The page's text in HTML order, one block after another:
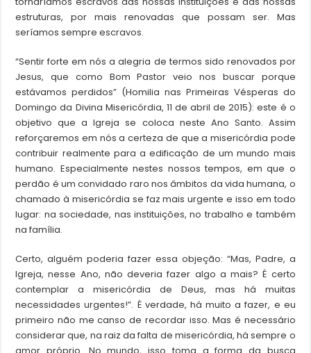
estruturas, por mais renovadas que possam ser. Mas
seríamos sempre escravos.
“Sentir forte em nós a alegria de termos sido renovados por
Jesus, que como Bom Pastor veio nos buscar porque
estávamos perdidos” (Homilia nas Primeiras Vésperas do
Domingo da Divina Misericórdia, 11 de abril de 2015): este é o
objetivo que a Igreja se coloca neste Ano Santo. Assim
reforçaremos em nós a certeza de que a misericórdia pode
contribuir realmente para a edificação de um mundo mais
humano. Especialmente nestes nossos tempos, em que o
perdão é um convidado raro nos âmbitos da vida humana, o
chamado à misericórdia se faz mais urgente e isso em todo
lugar: na sociedade, nas instituições, no trabalho e também
na família.
Certo, alguém poderia fazer essa objeção: “Mas, Padre, a
Igreja, nesse Ano, não deveria fazer algo a mais? É certo
contemplar a misericórdia de Deus, mas há muitas
necessidades urgentes!”. É verdade, há muito a fazer, e eu
primeiro não me canso de recordar isso. Mas é necessário
considerar que, na raiz da falta de misericórdia, há sempre o